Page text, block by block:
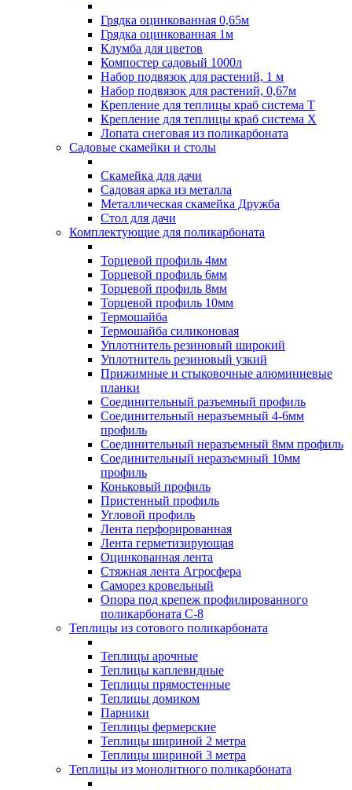
Грядка оцинкованная 0,65м
Грядка оцинкованная 1м
Клумба для цветов
Компостер садовый 1000л
Набор подвязок для растений, 1 м
Набор подвязок для растений, 0,67м
Крепление для теплицы краб система Т
Крепление для теплицы краб система Х
Лопата снеговая из поликарбоната
Садовые скамейки и столы
Скамейка для дачи
Садовая арка из металла
Металлическая скамейка Дружба
Стол для дачи
Комплектующие для поликарбоната
Торцевой профиль 4мм
Торцевой профиль 6мм
Торцевой профиль 8мм
Торцевой профиль 10мм
Термошайба
Термошайба силиконовая
Уплотнитель резиновый широкий
Уплотнитель резиновый узкий
Прижимные и стыковочные алюминиевые
планки
Соединительный разъемный профиль
Соединительный неразъемный 4-6мм
профиль
Соединительный неразъемный 8мм профиль
Соединительный неразъемный 10мм
профиль
Коньковый профиль
Пристенный профиль
Угловой профиль
Лента перфорированная
Лента герметизирующая
Оцинкованная лента
Стяжная лента Агросфера
Саморез кровельный
Опора под крепеж профилированного
поликарбоната С-8
Теплицы из сотового поликарбоната
Теплицы арочные
Теплицы каплевидные
Теплицы прямостенные
Теплицы домиком
Парники
Теплицы фермерские
Теплицы шириной 2 метра
Теплицы шириной 3 метра
Теплицы из монолитного поликарбоната